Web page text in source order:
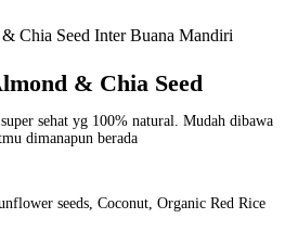
& Chia Seed
sehat yg 100% natural. Mudah dibawa
dimanapun berada
seeds, Coconut, Organic Red Rice